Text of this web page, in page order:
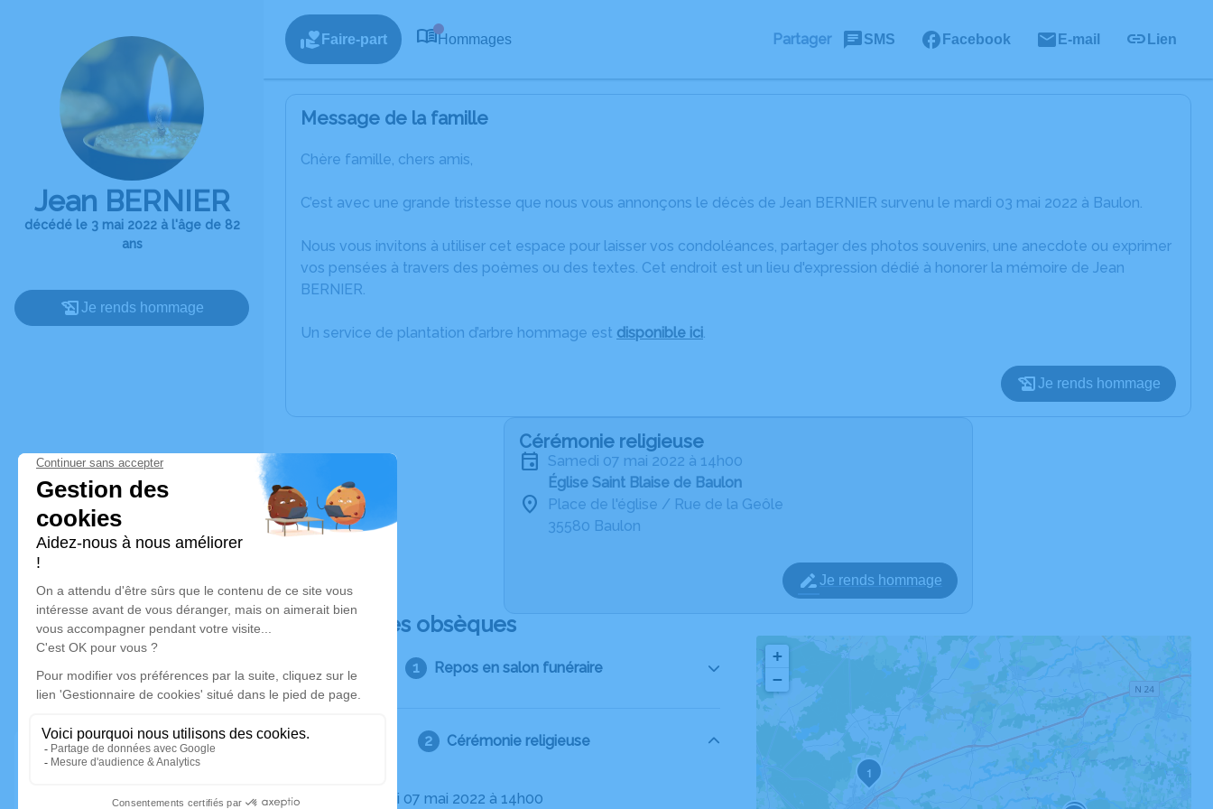
Jean BERNIER
décédé le 3 mai 2022 à l'âge de 82
ans
Je rends hommage
Faire-part Hommages Partager SMS Facebook E-mail Lien
Message de la famille
Chère famille, chers amis,
C’est avec une grande tristesse que nous vous annonçons le décès de Jean BERNIER survenu le mardi 03 mai 2022 à Baulon.
Nous vous invitons à utiliser cet espace pour laisser vos condoléances, partager des photos souvenirs, une anecdote ou exprimer
vos pensées à travers des poèmes ou des textes. Cet endroit est un lieu d'expression dédié à honorer la mémoire de Jean
BERNIER.
Un service de plantation d’arbre hommage est disponible ici.
Je rends hommage
Cérémonie religieuse
samedi 07 mai 2022 à 14h00
Église Saint Blaise de Baulon
Place de l'église / Rue de la Geôle
35580 Baulon
Je rends hommage
Déroulé des obsèques
Repos en salon funéraire
Cérémonie religieuse
Le samedi 07 mai 2022 à 14h00
1
+
−